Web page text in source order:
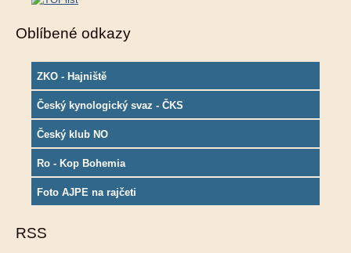
Oblíbené odkazy
ZKO - Hajniště
Český kynologický svaz - ČKS
Český klub NO
Ro - Kop Bohemia
Foto AJPE na rajčeti
RSS